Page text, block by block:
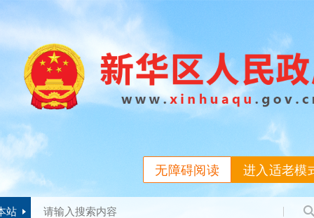
进入适老模
无障碍阅读
站